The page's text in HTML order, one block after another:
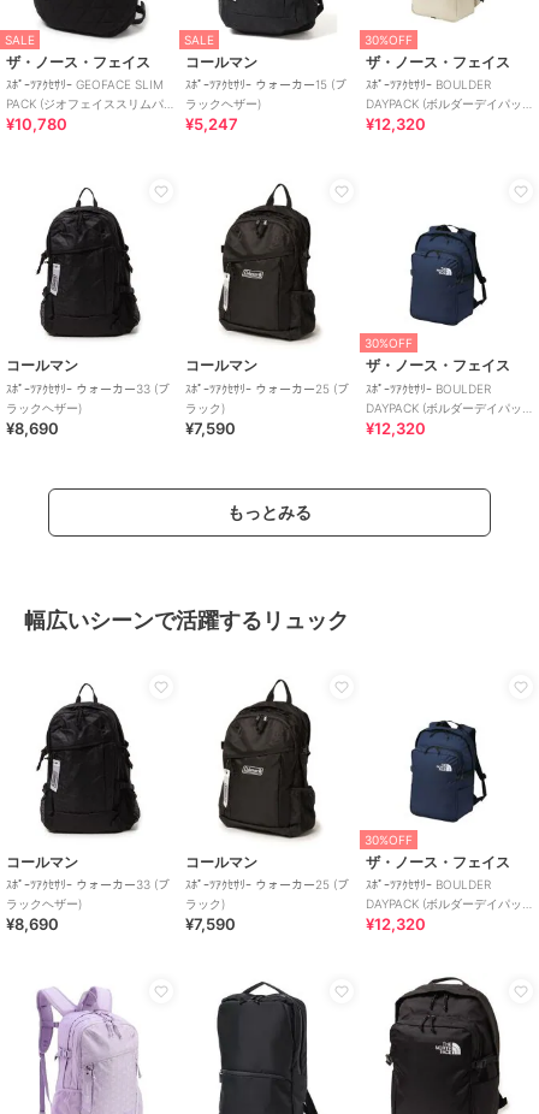
SALE
ザ・ノース・フェイス
ｽﾎﾟｰﾂｱｸｾｻﾘｰ GEOFACE SLIM
PACK (ジオフェイススリムパ
ック)
¥10,780
SALE
コールマン
ｽﾎﾟｰﾂｱｸｾｻﾘｰ ウォーカー15 (ブ
ラックヘザー)
¥5,247
30%OFF
ザ・ノース・フェイス
ｽﾎﾟｰﾂｱｸｾｻﾘｰ BOULDER
DAYPACK (ボルダーデイパッ
ク)
¥12,320
コールマン
ｽﾎﾟｰﾂｱｸｾｻﾘｰ ウォーカー33 (ブ
ラックヘザー)
¥8,690
コールマン
ｽﾎﾟｰﾂｱｸｾｻﾘｰ ウォーカー25 (ブ
ラック)
¥7,590
30%OFF
ザ・ノース・フェイス
ｽﾎﾟｰﾂｱｸｾｻﾘｰ BOULDER
DAYPACK (ボルダーデイパッ
ク)
¥12,320
もっとみる
幅広いシーンで活躍するリュック
コールマン
ｽﾎﾟｰﾂｱｸｾｻﾘｰ ウォーカー33 (ブ
ラックヘザー)
¥8,690
コールマン
ｽﾎﾟｰﾂｱｸｾｻﾘｰ ウォーカー25 (ブ
ラック)
¥7,590
30%OFF
ザ・ノース・フェイス
ｽﾎﾟｰﾂｱｸｾｻﾘｰ BOULDER
DAYPACK (ボルダーデイパッ
ク)
¥12,320